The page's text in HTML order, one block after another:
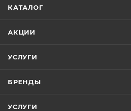
КАТАЛОГ
АКЦИИ
УСЛУГИ
БРЕНДЫ
УСЛУГИ